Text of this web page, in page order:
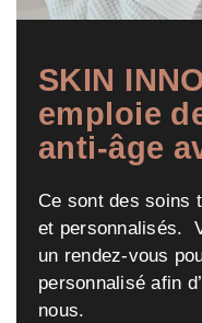
SKIN
emploie
anti-âge
Ce sont des soins
et personnalisés.
un rendez-vous
personnalisé afin
nous.